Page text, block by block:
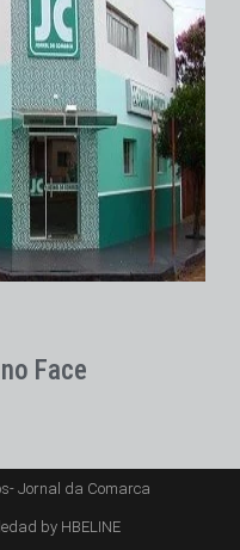
Face
Jornal da Comarca
by HBELINE